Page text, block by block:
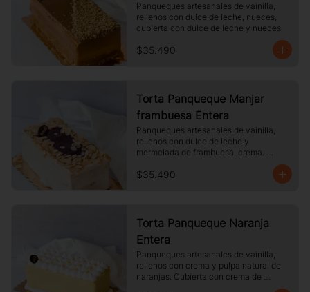
Panqueques artesanales de vainilla,
rellenos con dulce de leche, nueces,
cubierta con dulce de leche y nueces
$35.490
Torta Panqueque Manjar
frambuesa Entera
Panqueques artesanales de vainilla,
rellenos con dulce de leche y
mermelada de frambuesa, crema.
almendras laminadas tostadas.
$35.490
Torta Panqueque Naranja
Entera
Panqueques artesanales de vainilla,
rellenos con crema y pulpa natural de
naranjas. Cubierta con crema de